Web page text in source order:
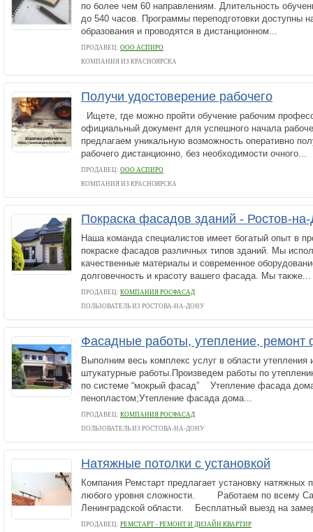
по более чем 60 направлениям. Длительность
до 540 часов. Программы переподготовки доступны
образования и проводятся в дистанционном...
ПРОДАВЕЦ: ООО АСПИРО
КОМПАНИЯ ИЗ КРАСНОЯРСКА
Получи удостоверение рабочего
Ищете, где можно пройти обучение рабочим
официальный документ для успешного начала
предлагаем уникальную возможность оперативно
рабочего дистанционно, без необходимости очного...
ПРОДАВЕЦ: ООО АСПИРО
КОМПАНИЯ ИЗ КРАСНОЯРСКА
Покраска фасадов зданий - Ростов-
Наша команда специалистов имеет богатый опыт в
покраске фасадов различных типов зданий. Мы
качественные материалы и современное
долговечность и красоту вашего фасада. Мы также...
ПРОДАВЕЦ: КОМПАНИЯ РОСФАСАД
ПОЛЬЗОВАТЕЛЬ ИЗ РОСТОВА-НА-ДОНУ
Фасадные работы, утепление, ремонт
Выполним весь комплекс услуг в области
штукатурные работы.Произведем работы по
по системе “мокрый фасад” Утепление фасада
пенопластом;Утепление фасада дома...
ПРОДАВЕЦ: КОМПАНИЯ РОСФАСАД
ПОЛЬЗОВАТЕЛЬ ИЗ РОСТОВА-НА-ДОНУ
Натяжные потолки с установкой
Компания Ремстарт предлагает установку натяжных
любого уровня сложности. Работаем по всему
Ленинградской области. Бесплатный выезд на
ПРОДАВЕЦ: РЕМСТАРТ - РЕМОНТ И ДИЗАЙН КВАРТИР